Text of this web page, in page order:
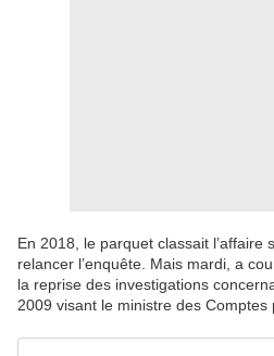
En 2018, le parquet classait l’affaire
relancer l’enquête. Mais mardi, a
la reprise des investigations
2009 visant le ministre des Comptes